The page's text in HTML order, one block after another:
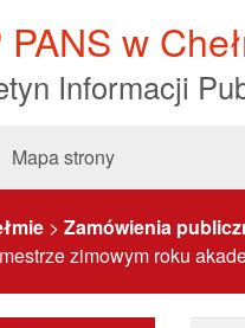
PANS w
Informacji
Mapa strony
> Zamówienia
zimowym roku